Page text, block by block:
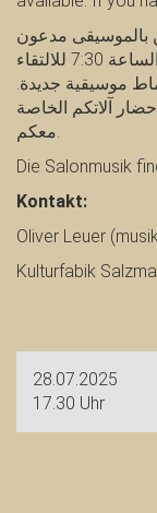
بالموسيقى مدعون
أسبوعياً يوم الإثنين من الساعة 5:30 حتى الساعة 7:30 للالتقاء
موسيقية جديدة.
آلاتكم الخاصة
معكم.
Die Salonmusik
Kontakt:
Oliver Leuer
Kulturfabik
28.07.2025
17.30 Uhr